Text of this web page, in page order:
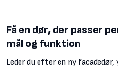
Få en dør, der passer
mål og funktion
​Leder du efter en ny facadedør,